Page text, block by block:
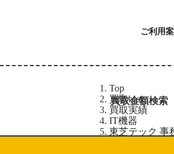
ご利用
買取金額検索
Top
買取blog
買取実績
IT機器
東芝テック 事